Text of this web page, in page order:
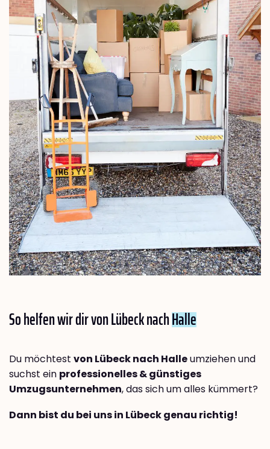
So helfen wir dir von Lübeck nachHalle
Du möchtest von Lübeck nach Halleumziehen und
suchst ein professionelles & günstiges
Umzugsunternehmen, das sich um alles kümmert?
Dann bist du bei uns in Lübeck genau richtig!